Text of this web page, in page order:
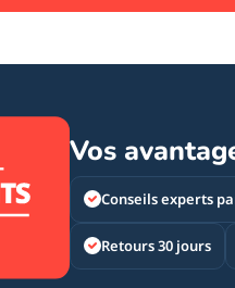
Vos
Conseils experts
Retours 30 jours